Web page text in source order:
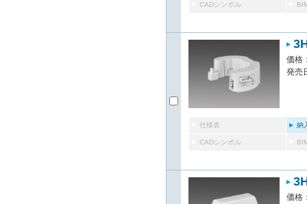
CADシンボル
価格
発売
仕様表 納
CADシンボル
価格